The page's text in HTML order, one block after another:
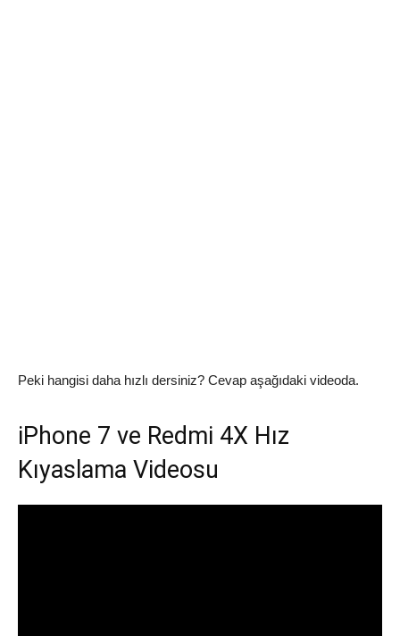
Peki hangisi daha hızlı dersiniz? Cevap aşağıdaki videoda.
iPhone 7 ve Redmi 4X Hız
Kıyaslama Videosu